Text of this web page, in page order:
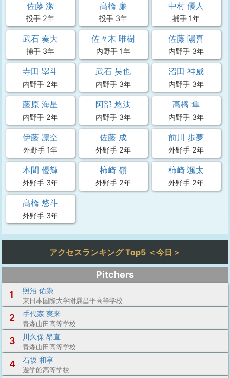
佐藤 潔
投手 2年
髙橋 廉
投手 3年
中村 優人
捕手 1年
武石 奏大
捕手 3年
佐々木 唯樹
内野手 1年
佐藤 陽喜
内野手 3年
寺田 塁斗
内野手 2年
武石 昊也
内野手 3年
沼田 神威
内野手 3年
藤原 海星
内野手 2年
阿部 悠汰
内野手 3年
髙橋 隼
内野手 3年
伊藤 凛空
外野手 1年
佐藤 成
外野手 2年
前川 歩夢
外野手 2年
本間 優輝
外野手 3年
柿崎 嶺
外野手 2年
柿崎 颯太
外野手 2年
髙橋 悠斗
外野手 3年
アクセスランキング Top5 ＜今日＞
Pitchers
1
照沼 佑崇
東日本国際大学附属昌平高等学校
2 手代森 爽来
青森山田高等学校
3 川久保 昂直
青森山田高等学校
4 石坂 和享
遊学館高等学校